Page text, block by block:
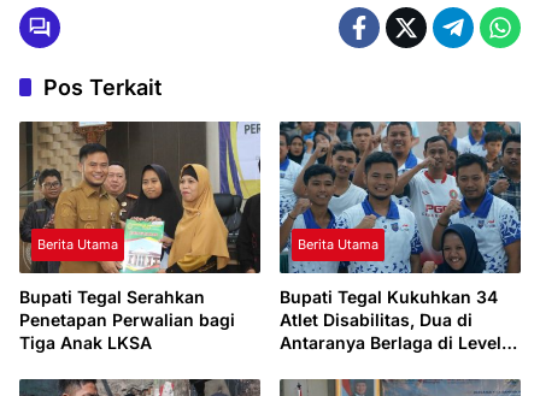
Pos Terkait
Berita Utama
Bupati Tegal Serahkan
Penetapan Perwalian bagi
Tiga Anak LKSA
Berita Utama
Bupati Tegal Kukuhkan 34
Atlet Disabilitas, Dua di
Antaranya Berlaga di Level